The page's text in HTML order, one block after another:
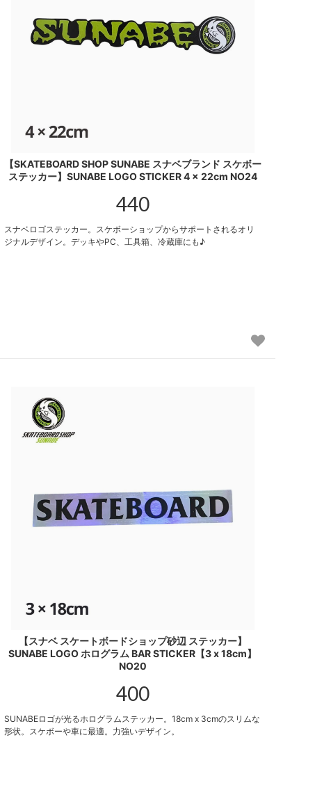
【SKATEBOARD SHOP SUNABE スナベブランド スケボー
ステッカー】SUNABE LOGO STICKER 4 x 22cm NO24
440
スナベロゴステッカー。スケボーショップからサポートされるオリ
ジナルデザイン。デッキやPC、工具箱、冷蔵庫にも♪
【スナベ スケートボードショップ砂辺 ステッカー】
SUNABE LOGO ホログラム BAR STICKER【3 x 18cm】
NO20
400
SUNABEロゴが光るホログラムステッカー。18cm x 3cmのスリムな
形状。スケボーや車に最適。力強いデザイン。